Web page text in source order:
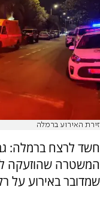
זירת האירוע ברמלה
המשטרה שהוזעקה
שמדובר באירוע על